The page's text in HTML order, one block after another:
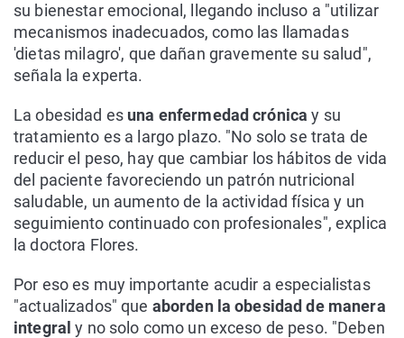
su bienestar emocional, llegando incluso a "utilizar
mecanismos inadecuados, como las llamadas
'dietas milagro', que dañan gravemente su salud",
señala la experta.
La obesidad es una enfermedad crónicay su
tratamiento es a largo plazo. "No solo se trata de
reducir el peso, hay que cambiar los hábitos de vida
del paciente favoreciendo un patrón nutricional
saludable, un aumento de la actividad física y un
seguimiento continuado con profesionales", explica
la doctora Flores.
Por eso es muy importante acudir a especialistas
"actualizados" que aborden la obesidad de manera
integraly no solo como un exceso de peso. "Deben